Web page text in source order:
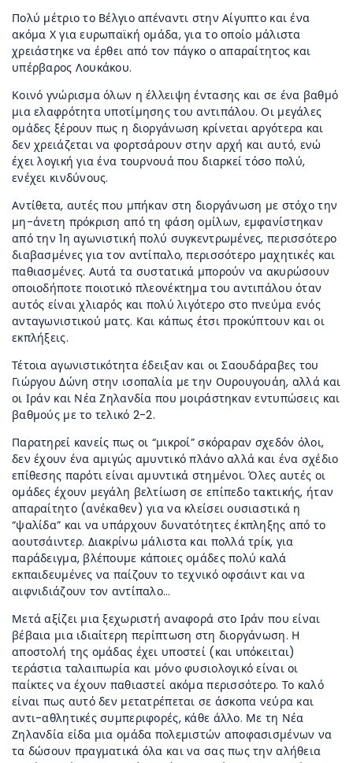
Πολύ μέτριο το Βέλγιο απέναντι στην Αίγυπτο και ένα
ακόμα Χ για ευρωπαϊκή ομάδα, για το οποίο μάλιστα
χρειάστηκε να έρθει από τον πάγκο ο απαραίτητος και
υπέρβαρος Λουκάκου.
Κοινό γνώρισμα όλων η έλλειψη έντασης και σε ένα βαθμό
μια ελαφρότητα υποτίμησης του αντιπάλου. Οι μεγάλες
ομάδες ξέρουν πως η διοργάνωση κρίνεται αργότερα και
δεν χρειάζεται να φορτσάρουν στην αρχή και αυτό, ενώ
έχει λογική για ένα τουρνουά που διαρκεί τόσο πολύ,
ενέχει κινδύνους.
Αντίθετα, αυτές που μπήκαν στη διοργάνωση με στόχο την
μη-άνετη πρόκριση από τη φάση ομίλων, εμφανίστηκαν
από την 1η αγωνιστική πολύ συγκεντρωμένες, περισσότερο
διαβασμένες για τον αντίπαλο, περισσότερο μαχητικές και
παθιασμένες. Αυτά τα συστατικά μπορούν να ακυρώσουν
οποιοδήποτε ποιοτικό πλεονέκτημα του αντιπάλου όταν
αυτός είναι χλιαρός και πολύ λιγότερο στο πνεύμα ενός
ανταγωνιστικού ματς. Και κάπως έτσι προκύπτουν και οι
εκπλήξεις.
Τέτοια αγωνιστικότητα έδειξαν και οι Σαουδάραβες του
Γιώργου Δώνη στην ισοπαλία με την Ουρουγουάη, αλλά και
οι Ιράν και Νέα Ζηλανδία που μοιράστηκαν εντυπώσεις και
βαθμούς με το τελικό 2-2.
Παρατηρεί κανείς πως οι “μικροί” σκόραραν σχεδόν όλοι,
δεν έχουν ένα αμιγώς αμυντικό πλάνο αλλά και ένα σχέδιο
επίθεσης παρότι είναι αμυντικά στημένοι. Όλες αυτές οι
ομάδες έχουν μεγάλη βελτίωση σε επίπεδο τακτικής, ήταν
απαραίτητο (ανέκαθεν) για να κλείσει ουσιαστικά η
“ψαλίδα” και να υπάρχουν δυνατότητες έκπληξης από το
αουτσάιντερ. Διακρίνω μάλιστα και πολλά τρίκ, για
παράδειγμα, βλέπουμε κάποιες ομάδες πολύ καλά
εκπαιδευμένες να παίζουν το τεχνικό οφσάιντ και να
αιφνιδιάζουν τον αντίπαλο…
Μετά αξίζει μια ξεχωριστή αναφορά στο Ιράν που είναι
βέβαια μια ιδιαίτερη περίπτωση στη διοργάνωση. Η
αποστολή της ομάδας έχει υποστεί (και υπόκειται)
τεράστια ταλαιπωρία και μόνο φυσιολογικό είναι οι
παίκτες να έχουν παθιαστεί ακόμα περισσότερο. Το καλό
είναι πως αυτό δεν μετατρέπεται σε άσκοπα νεύρα και
αντι-αθλητικές συμπεριφορές, κάθε άλλο. Με τη Νέα
Ζηλανδία είδα μια ομάδα πολεμιστών αποφασισμένων να
τα δώσουν πραγματικά όλα και να σας πως την αλήθεια